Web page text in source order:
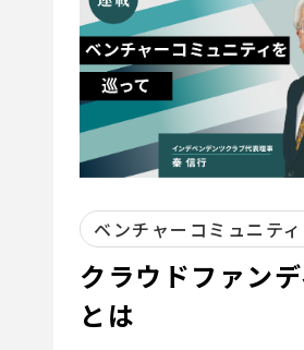
ベンチャーコミュニテ
クラウドファン
とは